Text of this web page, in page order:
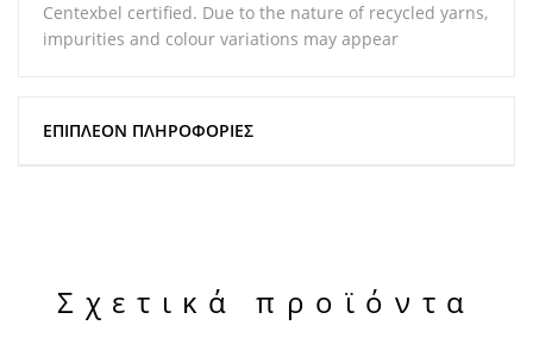
Centexbel certified. Due to the nature of recycled yarns,
impurities and colour variations may appear
ΕΠΙΠΛΈΟΝ ΠΛΗΡΟΦΟΡΊΕΣ
Σχετικά προϊόντα